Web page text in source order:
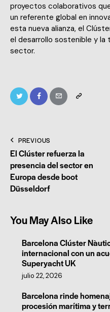
proyectos colaborativos
un referente global en
esta nueva alianza, el
el desarrollo sostenible y la
sector.
PREVIOUS
El Clúster refuerza la
presencia del sector en
Europa desde boot
Düsseldorf
You May Also Like
Barcelona Clúster
internacional con un
Superyacht UK
julio 22, 2026
Barcelona rinde
procesión marítima y